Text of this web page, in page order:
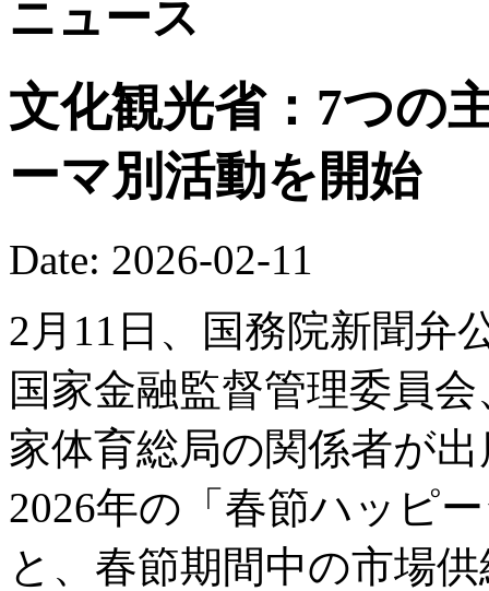
ニュース
文化観光省：7つの
ーマ別活動を開始
Date: 2026-02-11
2月11日、国務院新聞弁
国家金融監督管理委員
家体育総局の関係者が
2026年の「春節ハッピ
と、春節期間中の市場